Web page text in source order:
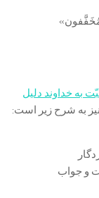
به خداوند دلیل
به شرح زیر است:
و جواب